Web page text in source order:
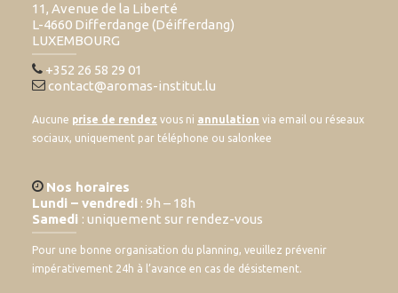
11, Avenue de la Liberté
L-4660 Differdange (Déifferdang)
LUXEMBOURG
+352 26 58 29 01
contact@aromas-institut.lu
Aucune prise de rendez vous ni annulation via email ou réseaux
sociaux, uniquement par téléphone ou salonkee
Nos horaires
Lundi – vendredi : 9h – 18h
Samedi : uniquement sur rendez-vous
Pour une bonne organisation du planning, veuillez prévenir
impérativement 24h à l’avance en cas de désistement.